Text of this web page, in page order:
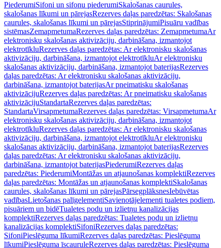
PiederumiSifoni un sifonu piederumiSkalošanas caurules,
skalošanas līkumi un pārejasRezerves daļas paredzētas: Skalošanas
caurules, skalošanas līkumi un pārejasStiprinājumiPisuāru vadības
sistēmasZemapmetumaRezerves daļas paredzētas: ZemapmetumaAr
elektronisku skalošanas aktivizāciju, darbināšana, izmantojot
elektrotīkluRezerves daļas paredzētas: Ar elektronisku skalošanas
aktivizāciju, darbināšana, izmantojot elektrotīkluAr elektronisku
skalošanas aktivizāciju, darbināšana, izmantojot baterijasRezerves
daļas paredzētas: Ar elektronisku skalošanas aktivizāciju,
darbināšana, izmantojot baterijasAr pneimatisku skalošanas
aktivizācijuRezerves daļas paredzētas: Ar pneimatisku skalošanas
aktivizācijuStandartaRezerves daļas paredzētas:
StandartaVirsapmetumaRezerves daļas paredzētas: VirsapmetumaAr
elektronisku skalošanas aktivizāciju, darbināšana, izmantojot
elektrotīkluRezerves daļas paredzētas: Ar elektronisku skalošanas
aktivizāciju, darbināšana, izmantojot elektrotīkluAr elektronisku
skalošanas aktivizāciju, darbināšana, izmantojot baterijasRezerves
daļas paredzētas: Ar elektronisku skalošanas aktivizāciju,
darbināšana, izmantojot baterijasPiederumiRezerves daļas
paredzētas: PiederumiMontāžas un atjaunošanas komplektiRezerves
daļas paredzētas: Montāžas un atjaunošanas komplektiSkalošanas
caurules, skalošanas līkumi un pārejasPārsegplāksnesIebūvētas
vadībasLietošanas palīgelementiSavienotājelementi tualetes podiem,
pisuāriem un bidēTualetes podu un izlietņu kanalizācijas
komplektiRezerves daļas paredzētas: Tualetes podu un izlietņu
kanalizācijas komplektiSifoniRezerves daļas paredzētas:
SifoniPieslēguma līkumiRezerves daļas paredzētas: Pieslēguma
līkumiPieslēguma īscauruleRezerves daļas paredzētas: Pieslēguma